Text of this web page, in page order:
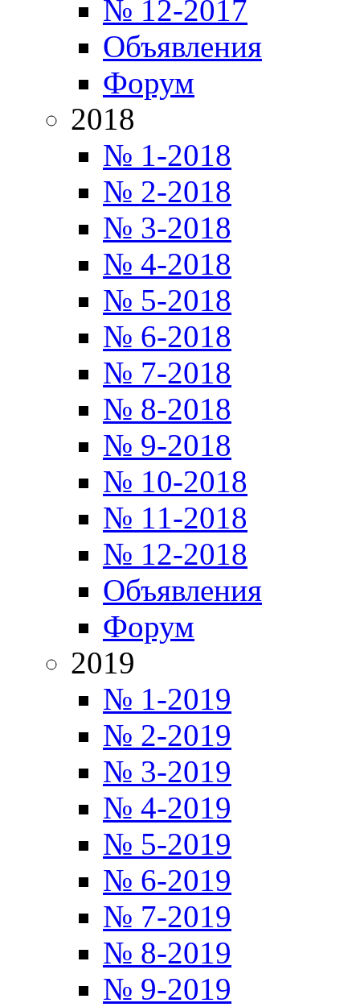
№ 12-2017
Объявления
Форум
2018
№ 1-2018
№ 2-2018
№ 3-2018
№ 4-2018
№ 5-2018
№ 6-2018
№ 7-2018
№ 8-2018
№ 9-2018
№ 10-2018
№ 11-2018
№ 12-2018
Объявления
Форум
2019
№ 1-2019
№ 2-2019
№ 3-2019
№ 4-2019
№ 5-2019
№ 6-2019
№ 7-2019
№ 8-2019
№ 9-2019